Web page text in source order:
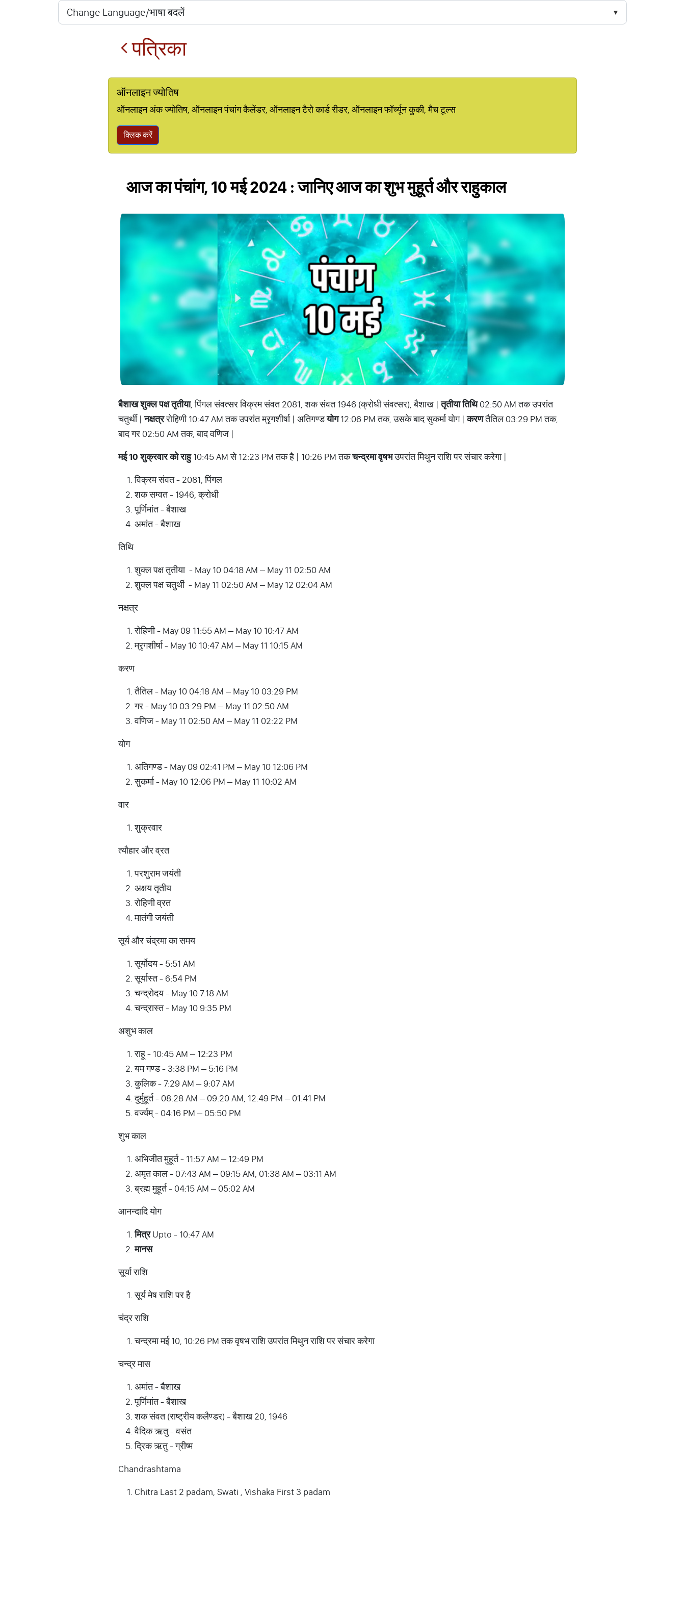
पत्रिका
ऑनलाइन ज्योतिष
ऑनलाइन अंक ज्योतिष, ऑनलाइन पंचांग कैलेंडर, ऑनलाइन टैरो कार्ड रीडर, ऑनलाइन फॉर्च्यून कुकी, मैच टूल्स
क्लिक करें
आज का पंचांग, 10 मई 2024 : जानिए आज का शुभ मुहूर्त और राहुकाल
बैशाख शुक्ल पक्ष तृतीया, पिंगल संवत्सर विक्रम संवत 2081, शक संवत 1946 (क्रोधी संवत्सर), बैशाख |तृतीया तिथि02:50 AM तक उपरांत
चतुर्थी |नक्षत्ररोहिणी 10:47 AM तक उपरांत म्रृगशीर्षा | अतिगण्डयोग12:06 PM तक, उसके बाद सुकर्मा योग |करणतैतिल 03:29 PM तक,
बाद गर 02:50 AM तक, बाद वणिज |
मई 10 शुक्रवार को राहु10:45 AM से 12:23 PM तक है | 10:26 PM तकचन्द्रमा वृषभउपरांत मिथुन राशि पर संचार करेगा |
विक्रम संवत - 2081, पिंगल
शक सम्वत - 1946, क्रोधी
पूर्णिमांत - बैशाख
अमांत - बैशाख
तिथि
शुक्ल पक्ष तृतीया - May 10 04:18 AM – May 11 02:50 AM
शुक्ल पक्ष चतुर्थी - May 11 02:50 AM – May 12 02:04 AM
नक्षत्र
रोहिणी - May 09 11:55 AM – May 10 10:47 AM
म्रृगशीर्षा - May 10 10:47 AM – May 11 10:15 AM
करण
तैतिल - May 10 04:18 AM – May 10 03:29 PM
गर - May 10 03:29 PM – May 11 02:50 AM
वणिज - May 11 02:50 AM – May 11 02:22 PM
योग
अतिगण्ड - May 09 02:41 PM – May 10 12:06 PM
सुकर्मा - May 10 12:06 PM – May 11 10:02 AM
वार
शुक्रवार
त्यौहार और व्रत
परशुराम जयंती
अक्षय तृतीय
रोहिणी व्रत
मातंगी जयंती
सूर्य और चंद्रमा का समय
सूर्योदय - 5:51 AM
सूर्यास्त - 6:54 PM
चन्द्रोदय - May 10 7:18 AM
चन्द्रास्त - May 10 9:35 PM
अशुभ काल
राहू - 10:45 AM – 12:23 PM
यम गण्ड - 3:38 PM – 5:16 PM
कुलिक - 7:29 AM – 9:07 AM
दुर्मुहूर्त - 08:28 AM – 09:20 AM, 12:49 PM – 01:41 PM
वर्ज्यम् - 04:16 PM – 05:50 PM
शुभ काल
अभिजीत मुहूर्त - 11:57 AM – 12:49 PM
अमृत काल - 07:43 AM – 09:15 AM, 01:38 AM – 03:11 AM
ब्रह्म मुहूर्त - 04:15 AM – 05:02 AM
आनन्दादि योग
मित्रUpto - 10:47 AM
मानस
सूर्या राशि
सूर्य मेष राशि पर है
चंद्र राशि
चन्द्रमा मई 10, 10:26 PM तक वृषभ राशि उपरांत मिथुन राशि पर संचार करेगा
चन्द्र मास
अमांत - बैशाख
पूर्णिमांत - बैशाख
शक संवत (राष्ट्रीय कलैण्डर) - बैशाख 20, 1946
वैदिक ऋतु - वसंत
द्रिक ऋतु - ग्रीष्म
Chandrashtama
Chitra Last 2 padam, Swati , Vishaka First 3 padam